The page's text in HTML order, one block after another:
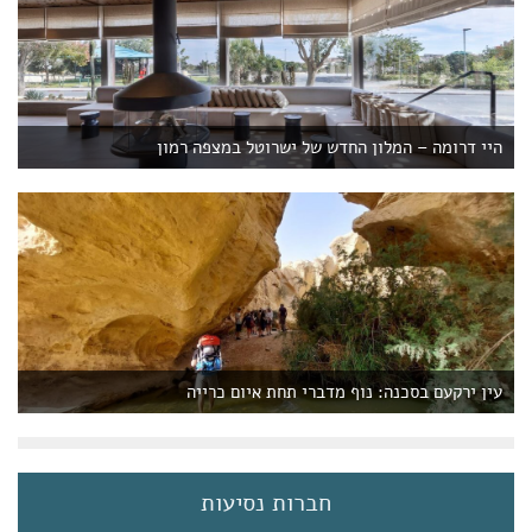
היי דרומה – המלון החדש של ישרוטל במצפה רמון
עין ירקעם בסכנה: נוף מדברי תחת איום כרייה
חברות נסיעות